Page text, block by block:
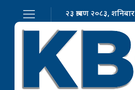
२३ श्रावण २०८३, शनिबार